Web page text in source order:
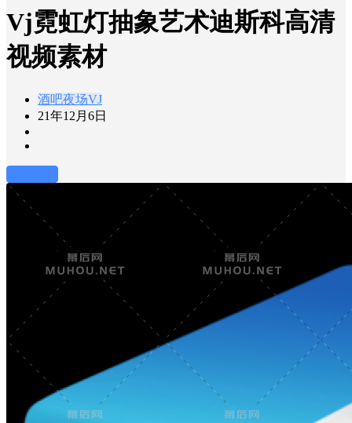
Vj霓虹灯抽象艺术迪斯科高清
视频素材
酒吧夜场VJ
21年12月6日